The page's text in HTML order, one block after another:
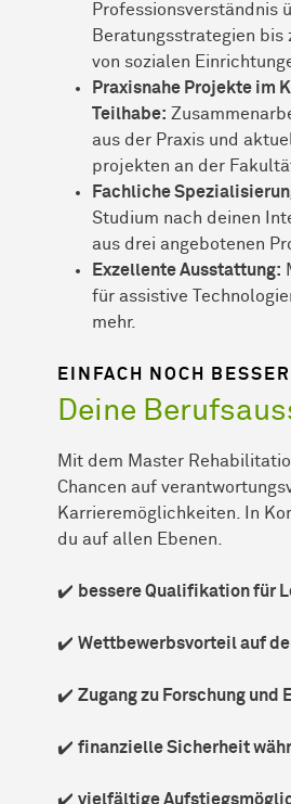
Professionsverständnis
Beratungsstrategien bis
von sozialen
Praxisnahe Projekte im
Teilhabe:
aus der Praxis und
projekten an der
Fachliche
Studium nach deinen
aus drei angebotenen
Exzellente Ausstattung:
für assistive
mehr.
EINFACH NOCH BESSER
Deine
Mit dem Master
Chancen auf
Karrieremöglichkeiten. In
du auf allen Ebenen.
✔️ bessere Qualifikation für
✔️ Wettbewerbsvorteil auf
✔️ Zugang zu Forschung
✔️ finanzielle Sicherheit
✔️ vielfältige